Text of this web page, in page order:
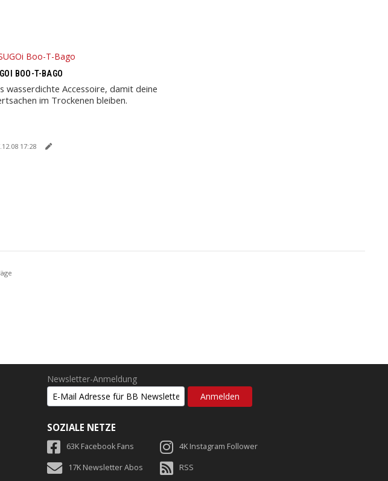
BOO-T-BAGO
wasserdichte Accessoire, damit deine
im Trockenen bleiben.
17:28
Newsletter-Anmeldung
SOZIALE NETZE
63K Facebook Fans 4K Instagram Follower
17K Newsletter Abos RSS